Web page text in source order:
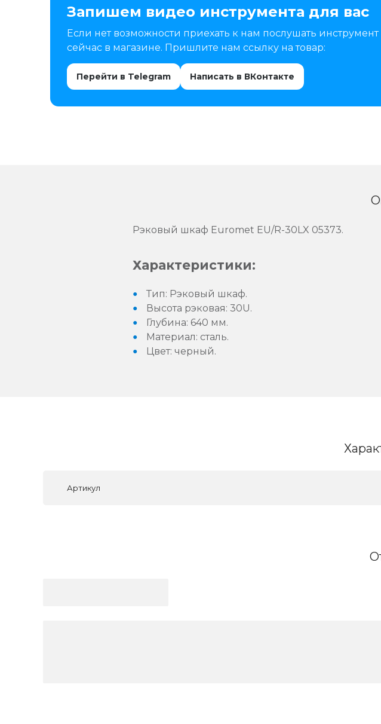
Запишем видео инструмента для вас
Если нет возможности приехать к нам послушать
сейчас в магазине. Пришлите нам ссылку на товар:
Перейти в Telegram Написать в ВКонтакте
Рэковый шкаф Euromet EU/R-30LX 05373.
Характеристики:
Тип: Рэковый шкаф.
Высота рэковая: 30U.
Глубина: 640 мм.
Материал: сталь.
Цвет: черный.
Артикул